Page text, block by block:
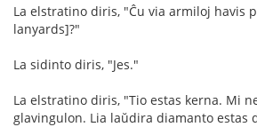
La elstratino diris, "Ĉu via armiloj havis
lanyards]?"
La sidinto diris, "Jes."
La elstratino diris, "Tio estas kerna. Mi
glavingulon. Lia laŭdira diamanto estas